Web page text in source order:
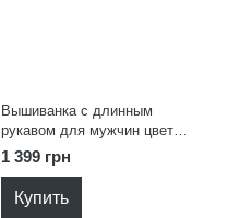
Вышиванка с длинным
рукавом для мужчин цвет
черный 54
1 399 грн
Купить